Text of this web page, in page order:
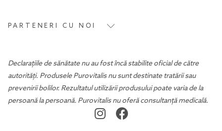
PARTENERI CU NOI
Declarațiile de sănătate nu au fost încă stabilite oficial de către
autorități. Produsele Purovitalis nu sunt destinate tratării sau
prevenirii bolilor. Rezultatul utilizării produsului poate varia de la
persoană la persoană. Purovitalis nu oferă consultanță medicală.